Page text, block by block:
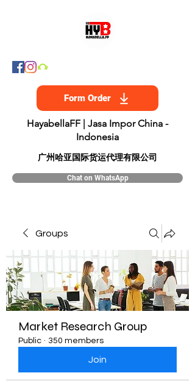
Form Order
HayabellaFF | Jasa Impor China -
Indonesia
​广州哈亚国际货运代理有限公司
Chat on WhatsApp
Groups
Market Research Group
Public · 350 members
Join